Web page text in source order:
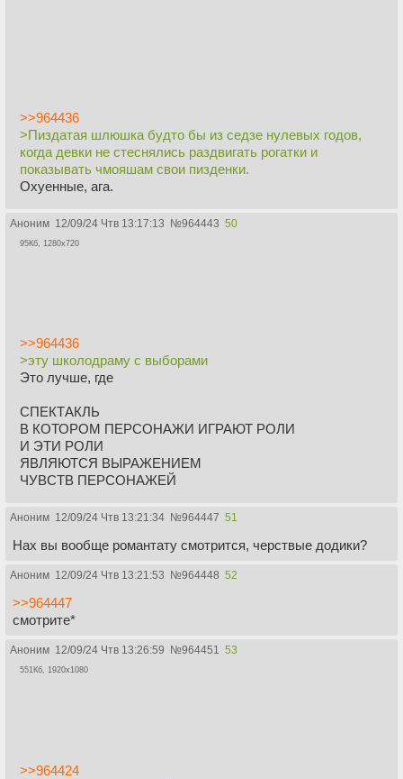
>>964436
>Пиздатая шлюшка будто бы из седзе нулевых годов,
когда девки не стеснялись раздвигать рогатки и
показывать чмояшам свои пизденки.
Охуенные, ага.
Аноним 12/09/24 Чтв 13:17:13 №964443 50
95Кб, 1280x720
>>964436
>эту школодраму с выборами
Это лучше, где
СПЕКТАКЛЬ
В КОТОРОМ ПЕРСОНАЖИ ИГРАЮТ РОЛИ
И ЭТИ РОЛИ
ЯВЛЯЮТСЯ ВЫРАЖЕНИЕМ
ЧУВСТВ ПЕРСОНАЖЕЙ
Аноним 12/09/24 Чтв 13:21:34 №964447 51
Нах вы вообще романтату смотрится, черствые додики?
Аноним 12/09/24 Чтв 13:21:53 №964448 52
>>964447
смотрите*
Аноним 12/09/24 Чтв 13:26:59 №964451 53
551Кб, 1920x1080
>>964424